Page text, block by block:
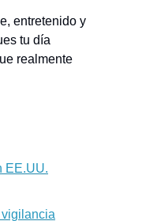
entretenido y
tu día
realmente
EE.UU.
vigilancia